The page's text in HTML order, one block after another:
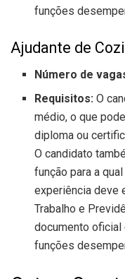
funções
Ajudante de
Número de
Requisitos: O
médio, o que
diploma ou
O candidato
função para a
experiência deve
Trabalho e
documento oficial
funções